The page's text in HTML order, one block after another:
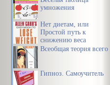
умножения
Нет диетам, или
Простой путь к
снижению веса
Всеобщая теория всего
Гипноз. Самоучитель